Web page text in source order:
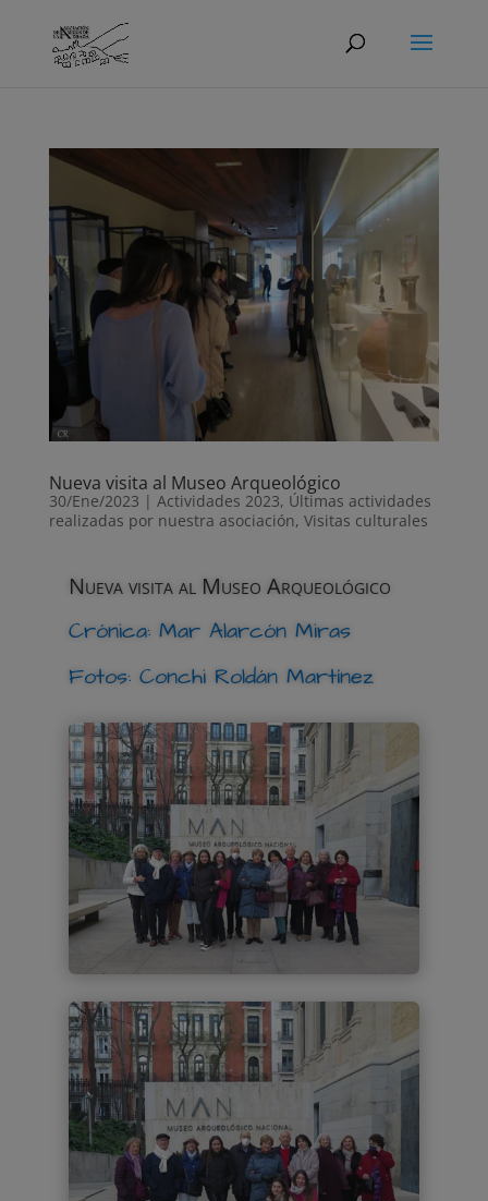
Nueva visita al Museo Arqueológico
30/Ene/2023 | Actividades 2023, Últimas actividades
realizadas por nuestra asociación, Visitas culturales
Nueva visita al Museo Arqueológico
Crónica: Mar Alarcón Miras
Fotos: Conchi Roldán Martínez